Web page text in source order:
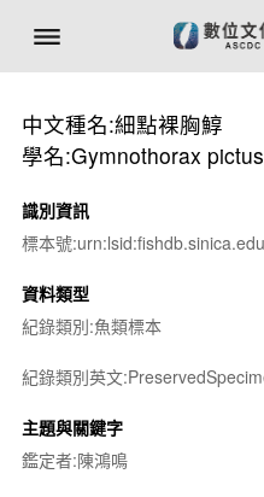
中文種名:細點裸胸鯙
學名:Gymnothorax pictus
識別資訊
標本號
資料類型
紀錄類別:魚類標本
紀錄類別英文
主題與關鍵字
鑑定者:陳鴻鳴